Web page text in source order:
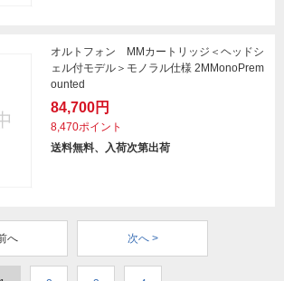
オルトフォン MMカートリッジ＜ヘッドシ
ェル付モデル＞モノラル仕様 2MMonoPrem
ounted
84,700円
8,470ポイント
送料無料、入荷次第出荷
へ 次へ >